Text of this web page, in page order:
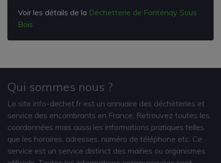
Voir les détails de la Déchetterie de Fontenay Sous
Bois
Qui sommes nous ?
Le site info-dechet.fr est un annuaire des déchèteries et
service des encombrants en France. Retrouvez toutes les
coordonnées mais aussi les informations pratiques telles
que les horaires, adresses, numéro de téléphone etc. Ce
service est un service distinct des mairies ou organismes